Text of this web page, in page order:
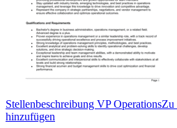
Stellenbeschreibung VP OperationsZu
hinzufügen